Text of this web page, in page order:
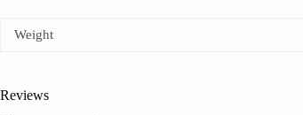
Weight
Reviews